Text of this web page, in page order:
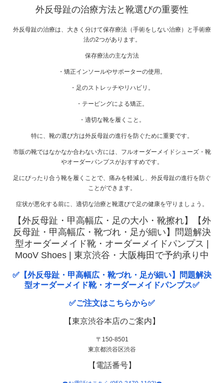
外反母趾の治療方法と靴選びの重要性
外反母趾の治療は、大きく分けて保存療法（手術をしない治療）と手術療
法の2つがあります。
保存療法の主な方法
・矯正インソールやサポーターの使用。
・足のストレッチやリハビリ。
・テーピングによる矯正。
・適切な靴を履くこと。
特に、靴の選び方は外反母趾の進行を防ぐために重要です。
市販の靴ではなかなか合わない方には、フルオーダーメイドシューズ・靴
やオーダーパンプスがおすすめです。
足にぴったり合う靴を履くことで、痛みを軽減し、外反母趾の進行を防ぐ
ことができます。
症状が悪化する前に、適切な治療と靴選びで足の健康を守りましょう。
【外反母趾・甲高幅広・足の大小・靴擦れ】【外
反母趾・甲高幅広・靴づれ・足が細い】問題解決
型オーダーメイド靴・オーダーメイドパンプス |
MooV Shoes | 東京渋谷・大阪梅田で予約承り中
✅【外反母趾・甲高幅広・靴づれ・足が細い】問題解決
型オーダーメイド靴・オーダーメイドパンプス✅
✅ご注文はこちらから✅
【東京渋谷本店のご案内】
〒150-8501
東京都渋谷区渋谷
【電話番号】